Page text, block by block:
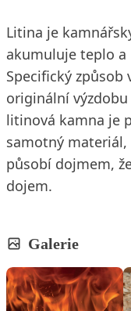
Litina je
akumuluje teplo
Specifický způsob
originální
litinová kamna je
samotný
působí dojmem,
dojem.
Galerie